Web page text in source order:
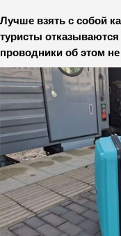
Лучше взять с собой
туристы
проводники об этом